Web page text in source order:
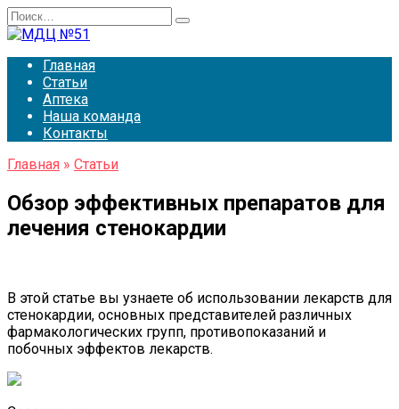
Перейти
к
Search
for:
Главная
Статьи
Аптека
Наша команда
Контакты
Главная » Статьи
Обзор эффективных препаратов для
лечения стенокардии
В этой статье вы узнаете об использовании лекарств для
стенокардии, основных представителей различных
фармакологических групп, противопоказаний и
побочных эффектов лекарств.